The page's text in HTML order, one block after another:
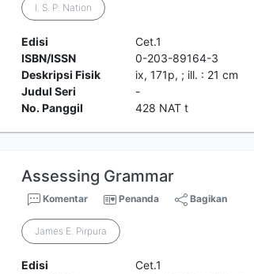
I. S. P. Nation
Edisi
Cet.1
ISBN/ISSN
0-203-89164-3
Deskripsi Fisik
ix, 171p, ; ill. : 21 cm
Judul Seri
-
No. Panggil
428 NAT t
Assessing Grammar
Komentar Penanda Bagikan
James E. Pirpura
Edisi
Cet.1